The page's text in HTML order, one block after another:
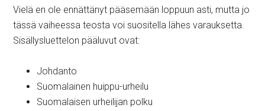
Vielä en ole ennättänyt pääsemään loppuun asti, mutta jo
tässä vaiheessa teosta voi suositella lähes varauksetta.
Sisällysluettelon pääluvut ovat:
Johdanto
Suomalainen huippu-urheilu
Suomalaisen urheilijan polku